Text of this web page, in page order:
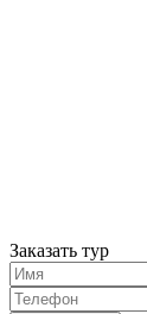
Заказать тур